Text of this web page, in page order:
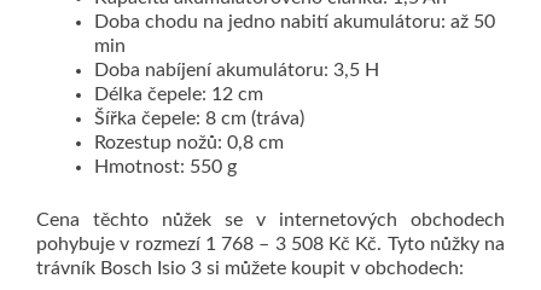
Doba chodu na jedno nabití akumulátoru: až 50
min
Doba nabíjení akumulátoru: 3,5 H
Délka čepele: 12 cm
Šířka čepele: 8 cm (tráva)
Rozestup nožů: 0,8 cm
Hmotnost: 550 g
Cena těchto nůžek se v internetových obchodech
pohybuje v rozmezí 1 768 – 3 508 Kč Kč. Tyto nůžky na
trávník Bosch Isio 3 si můžete koupit v obchodech: